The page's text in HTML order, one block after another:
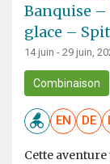
Banquise –
glace –
14 juin - 29 juin,
Combinaison
EN DE
Cette